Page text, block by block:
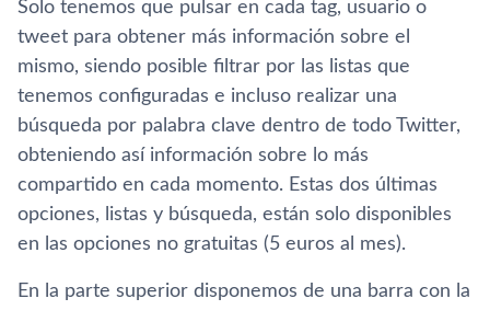
Solo tenemos que pulsar en cada tag, usuario o
tweet para obtener más información sobre el
mismo, siendo posible filtrar por las listas que
tenemos configuradas e incluso realizar una
búsqueda por palabra clave dentro de todo Twitter,
obteniendo así­ información sobre lo más
compartido en cada momento. Estas dos últimas
opciones, listas y búsqueda, están solo disponibles
en las opciones no gratuitas (5 euros al mes).
En la parte superior disponemos de una barra con la